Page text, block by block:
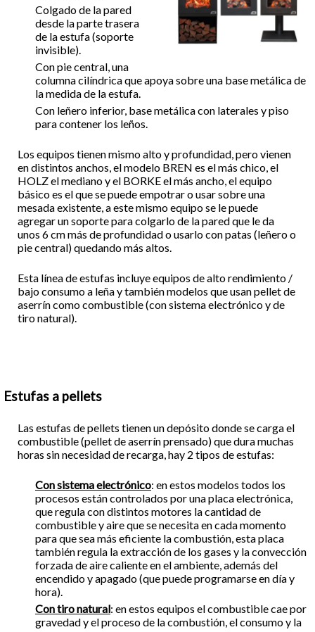
Colgado de la pared
desde la parte trasera
de la estufa (soporte
invisible).
Con pie central, una
columna cilíndrica que apoya sobre una base metálica de
la medida de la estufa.
Con leñero inferior, base metálica con laterales y piso
para contener los leños.
Los equipos tienen mismo alto y profundidad, pero vienen
en distintos anchos, el modelo BREN es el más chico, el
HOLZ el mediano y el BORKE el más ancho, el equipo
básico es el que se puede empotrar o usar sobre una
mesada existente, a este mismo equipo se le puede
agregar un soporte para colgarlo de la pared que le da
unos 6 cm más de profundidad o usarlo con patas (leñero o
pie central) quedando más altos.
Esta línea de estufas incluye equipos de alto rendimiento /
bajo consumo a leña y también modelos que usan pellet de
aserrín como combustible (con sistema electrónico y de
tiro natural).
Estufas a pellets
Las estufas de pellets tienen un depósito donde se carga el
combustible (pellet de aserrín prensado) que dura muchas
horas sin necesidad de recarga, hay 2 tipos de estufas:
Con sistema electrónico: en estos modelos todos los
procesos están controlados por una placa electrónica,
que regula con distintos motores la cantidad de
combustible y aire que se necesita en cada momento
para que sea más eficiente la combustión, esta placa
también regula la extracción de los gases y la convección
forzada de aire caliente en el ambiente, además del
encendido y apagado (que puede programarse en día y
hora).
Con tiro natural: en estos equipos el combustible cae por
gravedad y el proceso de la combustión, el consumo y la